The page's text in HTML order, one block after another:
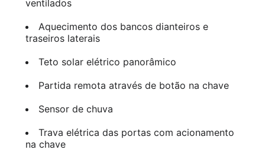
ventilados
Aquecimento dos bancos dianteiros e
traseiros laterais
Teto solar elétrico panorâmico
Partida remota através de botão na chave
Sensor de chuva
Trava elétrica das portas com acionamento
na chave